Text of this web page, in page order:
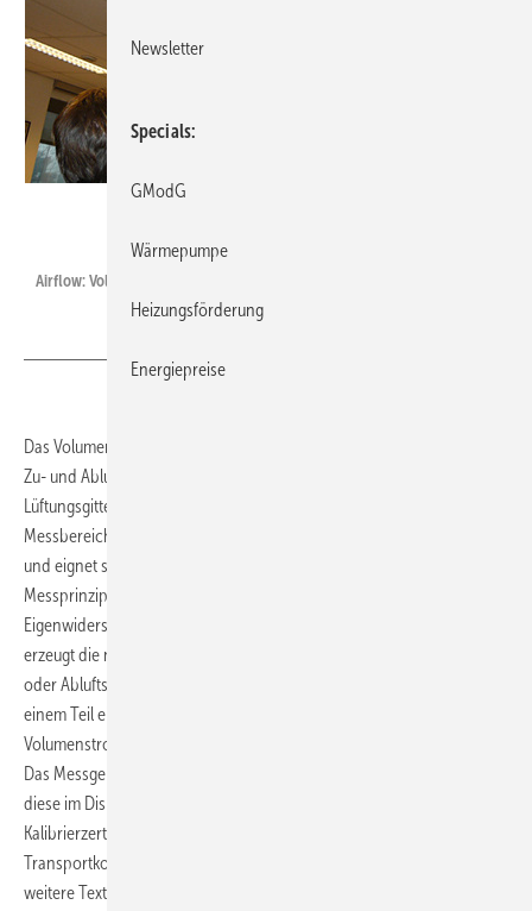
Airflow: Volumenstrommessgerät DIFF Automatic.
Das Volumenstrommessgerät DIFF Automatic von Airflow kann für die
Zu- und Abluftmengenmessung an Drall- und Schlitzauslässen,
Lüftungsgittern sowie Tellerventilen verwendet werden. Mit einem
Messbereich von 10 bis 400 m
und eignet sich auch zur Erfassung kleinster Luftströme. Das
Messprinzip basiert auf der Nulldruck-Methode, die den
Eigenwiderstand automatisch kompensiert: Ein eingebauter Ventilator
erzeugt die notwendige Druckdifferenz. Da somit die Messung den Zu-
oder Abluftstrom nicht beeinträchtigt, können auch Messungen an
einem Teil eines großen Gitters vorgenommen werden. Der
Volumenstrom des Lüftungsgitters wird nach 10 bis 15 s angezeigt.
Das Messgerät erkennt dabei die Richtung des Luftstroms und zeigt
diese im Display an. Das DIFF wird standardmäßig mit
Kalibrierzertifikat, Anleitung, vier aufladbaren Akkus, Ladegerät,
Transportkoffer und transparenter Haube geliefert. Optional stehen
weitere Textilhauben für Messungen an großen Lüftungsgitter zur
Newsletter
Specials
GModG
Wärmepumpe
Heizungsförderung
Energiepreise